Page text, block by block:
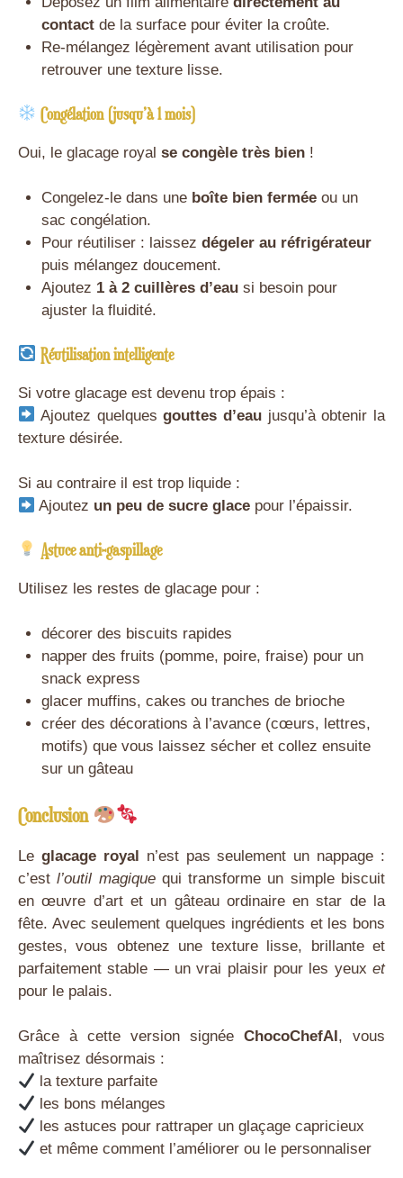
contactde la surface pour éviter la croûte.
Re-mélangez légèrement avant utilisation pour
retrouver une texture lisse.
Congélation (jusqu’à 1 mois)
Oui, le glacage royal se congèle très bien !
Congelez-le dans une boîte bien ferméeou un
sac congélation.
Pour réutiliser : laissez dégeler au réfrigérateur
puis mélangez doucement.
Ajoutez 1 à 2 cuillères d’eausi besoin pour
ajuster la fluidité.
Réutilisation intelligente
Si votre glacage est devenu trop épais :
Ajoutez quelquesgouttes d’eau jusqu’à obtenir la
texture désirée.
Si au contraire il est trop liquide :
Ajoutez un peu de sucre glace pour l’épaissir.
Astuce anti-gaspillage
Utilisez les restes de glacage pour :
décorer des biscuits rapides
napper des fruits (pomme, poire, fraise) pour un
snack express
glacer muffins, cakes ou tranches de brioche
créer des décorations à l’avance (cœurs, lettres,
motifs) que vous laissez sécher et collez ensuite
sur un gâteau
Conclusion
Le glacage royal n’est pas seulement un nappage :
c’estl’outil magiquequi transforme un simple biscuit
en œuvre d’art et un gâteau ordinaire en star de la
fête. Avec seulement quelques ingrédients et les bons
gestes, vous obtenez une texture lisse, brillante et
parfaitement stable — un vrai plaisir pour les yeux et
pour le palais.
Grâce à cette version signée ChocoChefAI , vous
maîtrisez désormais :
la texture parfaite
les bons mélanges
les astuces pour rattraper un glaçage capricieux
et même comment l’améliorer ou le personnaliser